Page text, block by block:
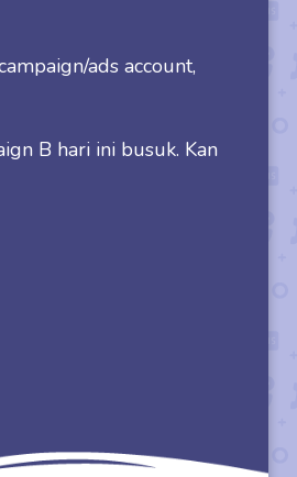
ads account,
B hari ini busuk. Kan